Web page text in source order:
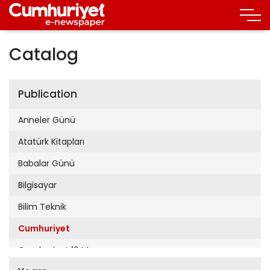
Catalog
Publication
Anneler Günü
Atatürk Kitapları
Babalar Günü
Bilgisayar
Bilim Teknik
Cumhuriyet
Cumhuriyet 19 Mayıs